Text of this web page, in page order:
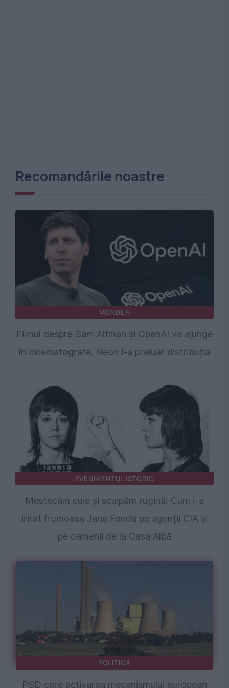
Recomandările noastre
MONDEN
Filmul despre Sam Altman și OpenAI va ajunge
în cinematografe. Neon i-a preluat distribuția
EVENIMENTUL ISTORIC
Mestecăm cuie și scuipăm rugină! Cum i-a
iritat frumoasa Jane Fonda pe agenții CIA și
pe oamenii de la Casa Albă
POLITICA
PSD cere activarea mecanismului european